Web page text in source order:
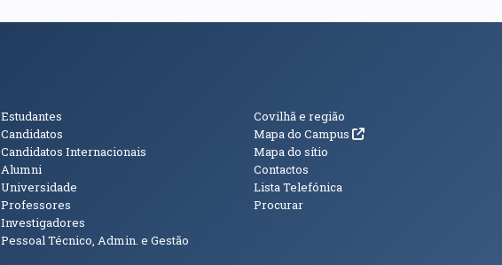
Públicos
Estudantes
Candidatos
Candidatos Internacionais
Alumni
Universidade
Professores
Investigadores
Pessoal Técnico, Admin. e Gestão
Informações
Covilhã e região
Mapa do Campus (abre em nova janela)
Mapa do sítio
Contactos
Lista Telefónica
Procurar